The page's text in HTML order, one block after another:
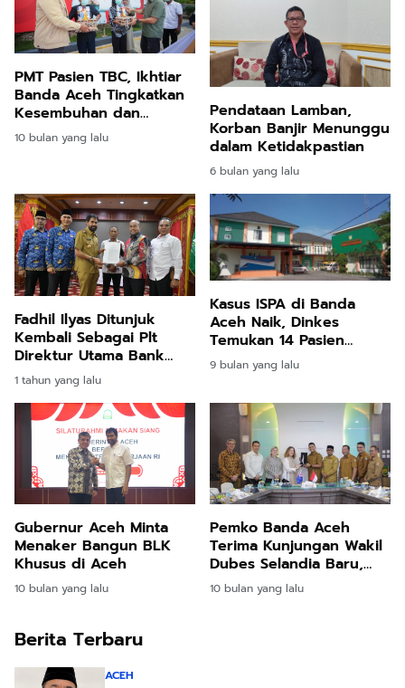
PMT Pasien TBC, Ikhtiar
Banda Aceh Tingkatkan
Kesembuhan dan
Hilangkan Stigma
10 bulan yang lalu
Pendataan Lamban,
Korban Banjir Menunggu
dalam Ketidakpastian
6 bulan yang lalu
Fadhil Ilyas Ditunjuk
Kembali Sebagai Plt
Direktur Utama Bank
Aceh Dalam RUPSLB
1 tahun yang lalu
Kasus ISPA di Banda
Aceh Naik, Dinkes
Temukan 14 Pasien
Positif Influenza A
9 bulan yang lalu
Gubernur Aceh Minta
Menaker Bangun BLK
Khusus di Aceh
10 bulan yang lalu
Pemko Banda Aceh
Terima Kunjungan Wakil
Dubes Selandia Baru,
Bahas Peluang Kerja
10 bulan yang lalu
Berita Terbaru
ACEH